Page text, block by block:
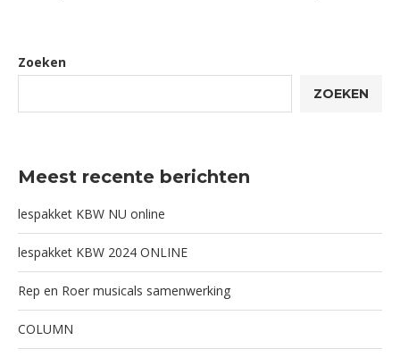
Zoeken
ZOEKEN
Meest recente berichten
lespakket KBW NU online
lespakket KBW 2024 ONLINE
Rep en Roer musicals samenwerking
COLUMN